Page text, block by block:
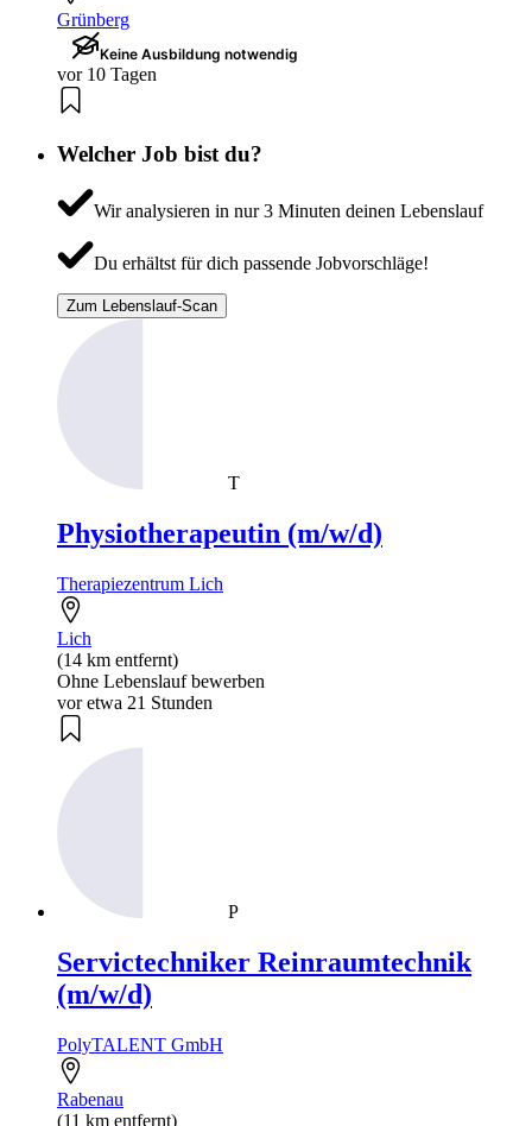
Grünberg
Keine Ausbildung notwendig
vor 10 Tagen
Welcher Job bist du?
Wir analysieren in nur 3 Minuten deinen Lebenslauf
Du erhältst für dich passende Jobvorschläge!
Zum Lebenslauf-Scan
T
Physiotherapeutin (m/w/d)
Therapiezentrum Lich
Lich
(14 km entfernt)
Ohne Lebenslauf bewerben
vor etwa 21 Stunden
P
Servictechniker Reinraumtechnik
(m/w/d)
PolyTALENT GmbH
Rabenau
(11 km entfernt)